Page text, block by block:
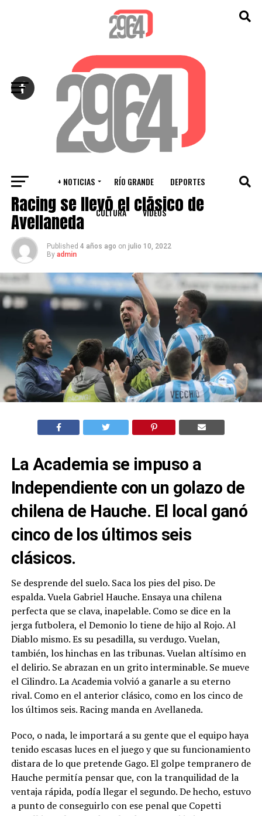
+ NOTICIAS RÍO GRANDE DEPORTES
CULTURA VIDEOS
DEPORTES
Racing se llevó el clásico de
Avellaneda
Published 4 años ago on julio 10, 2022
By admin
La Academia se impuso a
Independiente con un golazo de
chilena de Hauche. El local ganó
cinco de los últimos seis
clásicos.
Se desprende del suelo. Saca los pies del piso. De
espalda. Vuela Gabriel Hauche. Ensaya una chilena
perfecta que se clava, inapelable. Como se dice en la
jerga futbolera, el Demonio lo tiene de hijo al Rojo. Al
Diablo mismo. Es su pesadilla, su verdugo. Vuelan,
también, los hinchas en las tribunas. Vuelan altísimo en
el delirio. Se abrazan en un grito interminable. Se mueve
el Cilindro. La Academia volvió a ganarle a su eterno
rival. Como en el anterior clásico, como en los cinco de
los últimos seis. Racing manda en Avellaneda.
Poco, o nada, le importará a su gente que el equipo haya
tenido escasas luces en el juego y que su funcionamiento
distara de lo que pretende Gago. El golpe tempranero de
Hauche permitía pensar que, con la tranquilidad de la
ventaja rápida, podía llegar el segundo. De hecho, estuvo
a punto de conseguirlo con ese penal que Copetti
Salir de la versión móvil